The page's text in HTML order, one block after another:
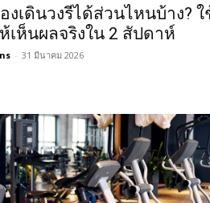
งเดินวงรีได้ส่วนไหนบ้าง? ใ
เห็นผลจริงใน 2 สัปดาห์
- 31 มีนาคม 2026